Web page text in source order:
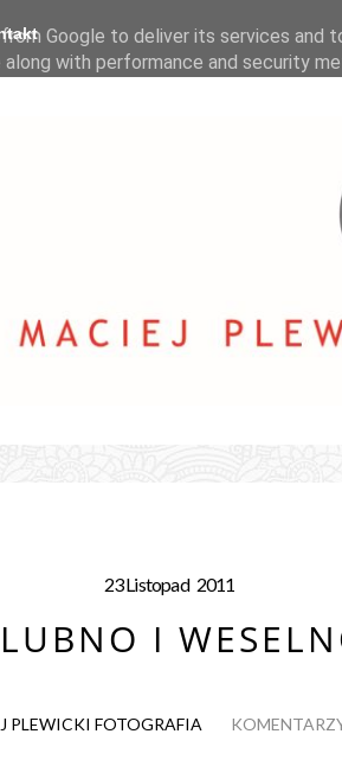
23Listopad 2011
I
PLEWICKI FOTOGRAFIA
Google to deliver its services and
along with performance and security